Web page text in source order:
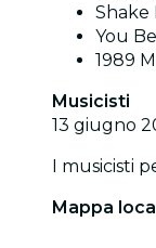
Shake
You
1989
Musicisti
13 giugno
I musicisti
Mappa